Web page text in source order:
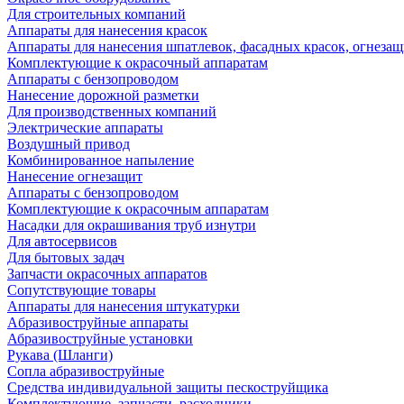
Для строительных компаний
Аппараты для нанесения красок
Аппараты для нанесения шпатлевок, фасадных красок,
Комплектующие к окрасочный аппаратам
Аппараты с бензопроводом
Нанесение дорожной разметки
Для производственных компаний
Электрические аппараты
Воздушный привод
Комбинированное напыление
Нанесение огнезащит
Аппараты с бензопроводом
Комплектующие к окрасочным аппаратам
Насадки для окрашивания труб изнутри
Для автосервисов
Для бытовых задач
Запчасти окрасочных аппаратов
Сопутствующие товары
Аппараты для нанесения штукатурки
Aбразивоструйные аппараты
Абразивоструйные установки
Рукава (Шланги)
Сопла абразивоструйные
Средства индивидуальной защиты пескоструйщика